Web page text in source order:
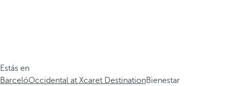
Estás en
BarcelóOccidental at Xcaret DestinationBienestar